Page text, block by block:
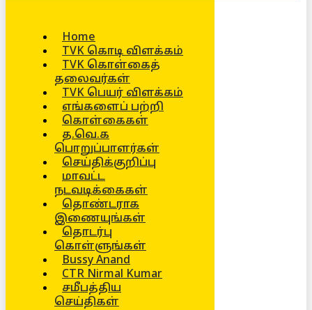
Home
TVK கொடி விளக்கம்
TVK கொள்கைத்
தலைவர்கள்
TVK பெயர் விளக்கம்
எங்களைப் பற்றி
கொள்கைகள்
த.வெ.க
பொறுப்பாளர்கள்
செய்திக்குறிப்பு
மாவட்ட
நடவடிக்கைகள்
தொண்டராக
இணையுங்கள்
தொடர்பு
கொள்ளுங்கள்
Bussy Anand
CTR Nirmal Kumar
சமீபத்திய
செய்திகள்